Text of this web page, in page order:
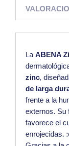
LaABENA
zinc,
de larga
frente a la
externos. Su
favorece el
enrojecidas.